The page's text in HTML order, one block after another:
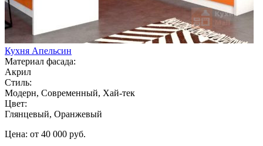
Кухня Апельсин
Материал фасада:
Акрил
Стиль:
Модерн, Современный, Хай-тек
Цвет:
Глянцевый, Оранжевый
Цена: от 40 000 руб.